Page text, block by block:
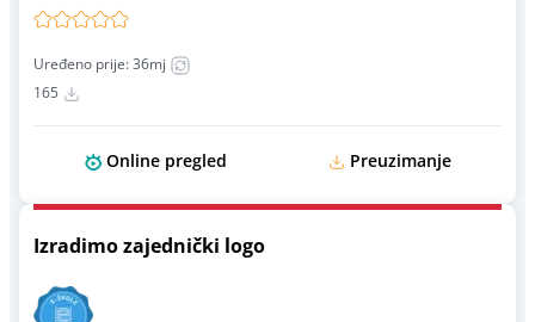
Uređeno prije: 36mj
165
Online pregled Preuzimanje
Izradimo zajednički logo